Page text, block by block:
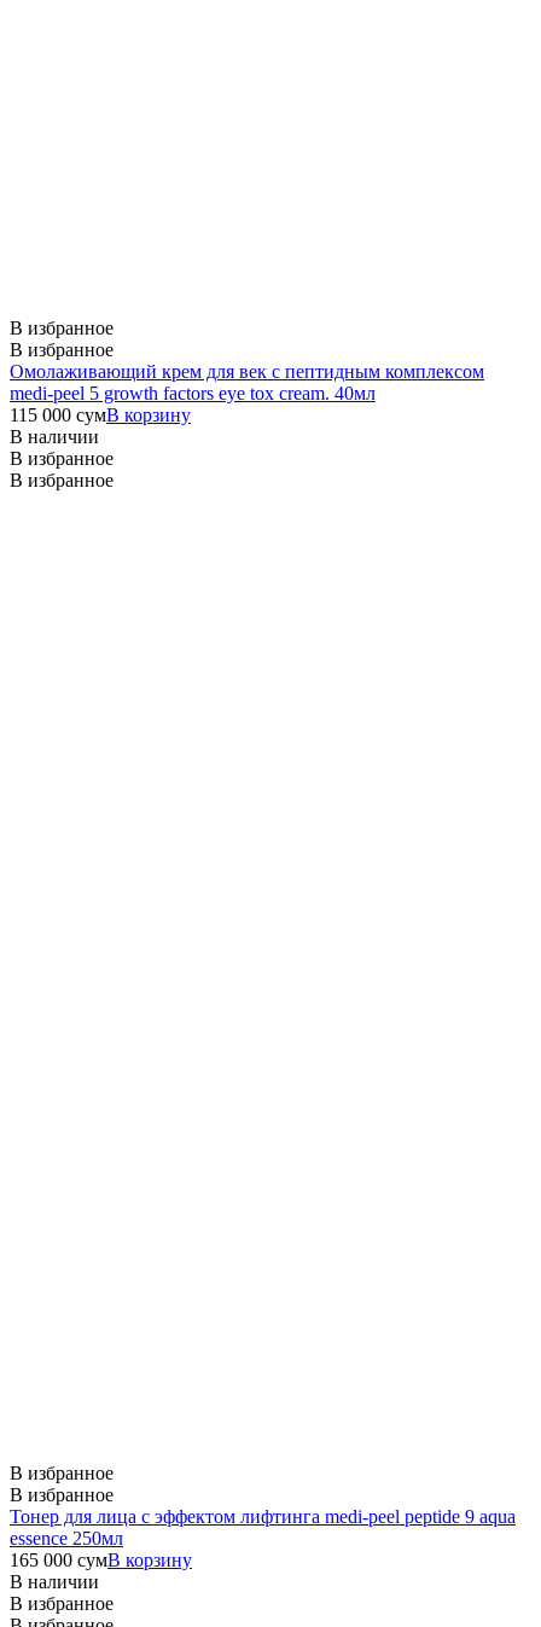
В избранное
В избранное
Омолаживающий крем для век с пептидным комплексом
medi-peel 5 growth factors eye tox cream. 40мл
115 000 сумВ корзину
В наличии
В избранное
В избранное
В избранное
В избранное
Тонер для лица с эффектом лифтинга medi-peel peptide 9 aqua
essence 250мл
165 000 сумВ корзину
В наличии
В избранное